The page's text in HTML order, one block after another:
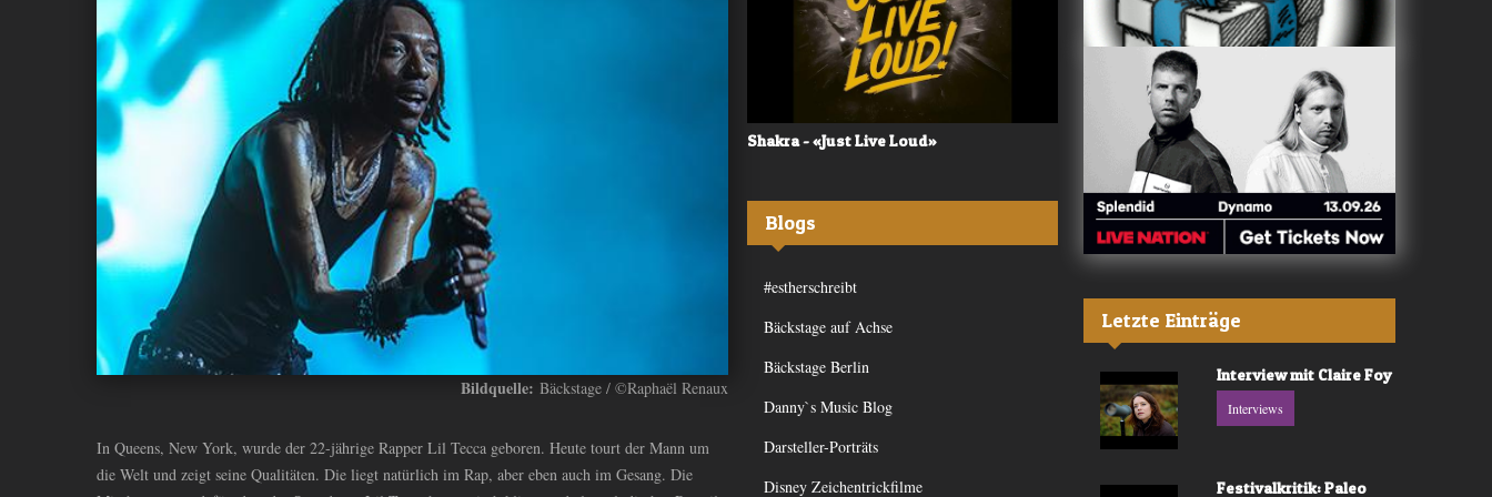
Bildquelle: Bäckstage / ©Raphaël Renaux
In Queens, New York, wurde der 22-jährige Rapper Lil Tecca geboren. Heute tourt der Mann um
die Welt und zeigt seine Qualitäten. Die liegt natürlich im Rap, aber eben auch im Gesang. Die
ANDIYAH - «Frequency» Shakra - «Just Live Loud» Valerù - «IL MARE»
Blogs
#estherschreibt
Bäckstage auf Achse
Bäckstage Berlin
Danny`s Music Blog
Darsteller-Porträts
Disney Zeichentrickfilme
Letzte Einträge
Interview mit Claire Foy
Interviews
Festivalkritik: Paleo